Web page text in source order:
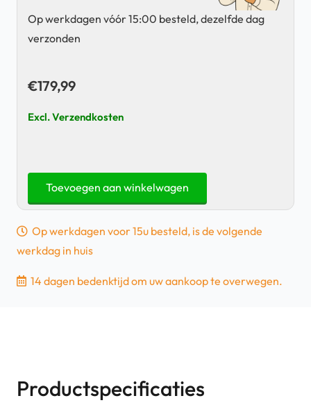
Op werkdagen vóór 15:00 besteld, dezelfde dag
verzonden
€179,99
Excl. Verzendkosten
Nintendo
Switch
Lite
-
Turquoise
Retourdeal
Toevoegen aan winkelwagen
Op werkdagen voor 15u besteld, is de volgende
werkdag in huis
14 dagen bedenktijd om uw aankoop te overwegen.
Productspecificaties